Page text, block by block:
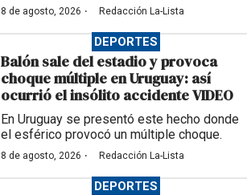
8 de agosto, 2026 · Redacción La-Lista
DEPORTES
Balón sale del estadio y provoca
choque múltiple en Uruguay: así
ocurrió el insólito accidente VIDEO
En Uruguay se presentó este hecho donde
el esférico provocó un múltiple choque.
8 de agosto, 2026 · Redacción La-Lista
DEPORTES